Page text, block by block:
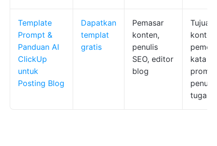
Template
Prompt &
Panduan AI
ClickUp
untuk
Posting Blog
Dapatkan
templat
gratis
Pemasar
konten,
penulis
SEO, editor
blog
Tujuan
konten,
kata
tugas